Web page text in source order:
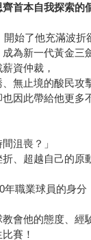
首本自我探索的
始了他充滿波折
為新一代黃金三
資仲裁，
無止境的酸民攻
因此帶給他更多
沮喪？」
、超越自己的原
職業球員的身分
會他的態度、經
賽！